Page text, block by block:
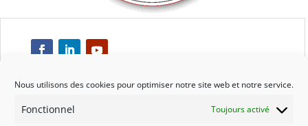
Nous utilisons des cookies pour optimiser notre site web et notre service.
Fonctionnel Toujours activé
Respect